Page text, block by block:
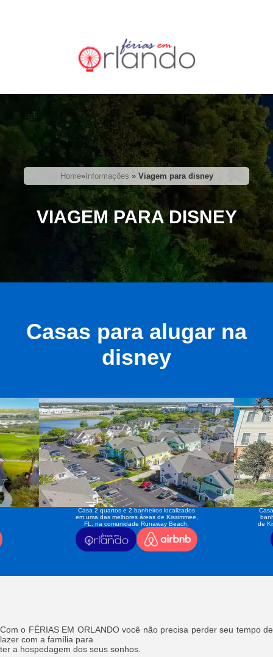
Home»Informações » Viagem para disney
VIAGEM PARA DISNEY
Casas para alugar na
disney
Casa 2 quartos e 2 banheiros localizados
em uma das melhores áreas de Kissimmee,
FL, na comunidade Runaway Beach.
de
Com o FÉRIAS EM ORLANDO você não precisa perder seu tempo de
lazer com a família para
ter a hospedagem dos seus sonhos.